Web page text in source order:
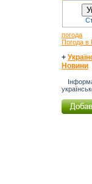
погода
Погода в
+
Новини